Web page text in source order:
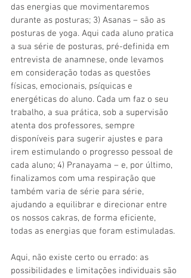
das energias que movimentaremos
durante as posturas; 3) Asanas – são as
posturas de yoga. Aqui cada aluno pratica
a sua série de posturas, pré-definida em
entrevista de anamnese, onde levamos
em consideração todas as questões
físicas, emocionais, psíquicas e
energéticas do aluno. Cada um faz o seu
trabalho, a sua prática, sob a supervisão
atenta dos professores, sempre
disponíveis para sugerir ajustes e para
irem estimulando o progresso pessoal de
cada aluno; 4) Pranayama – e, por último,
finalizamos com uma respiração que
também varia de série para série,
ajudando a equilibrar e direcionar entre
os nossos cakras, de forma eficiente,
todas as energias que foram estimuladas.
Aqui, não existe certo ou errado: as
possibilidades e limitações individuais são